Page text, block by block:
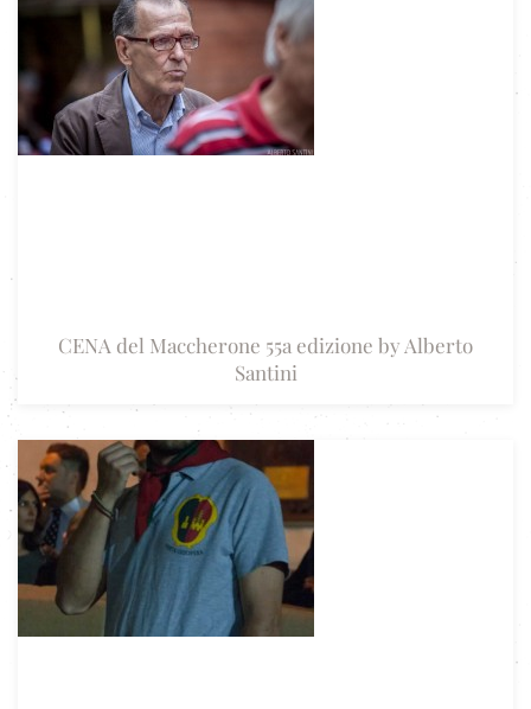
CENA del Maccherone 55a edizione by Alberto
Santini